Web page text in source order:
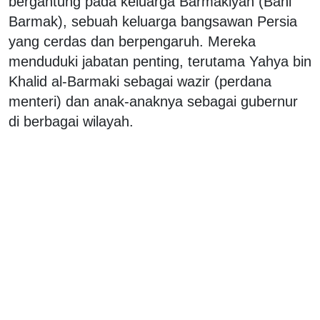
Barmak), sebuah keluarga bangsawan Persia
yang cerdas dan berpengaruh. Mereka
menduduki jabatan penting, terutama Yahya bin
Khalid al-Barmaki sebagai wazir (perdana
menteri) dan anak-anaknya sebagai gubernur
di berbagai wilayah.